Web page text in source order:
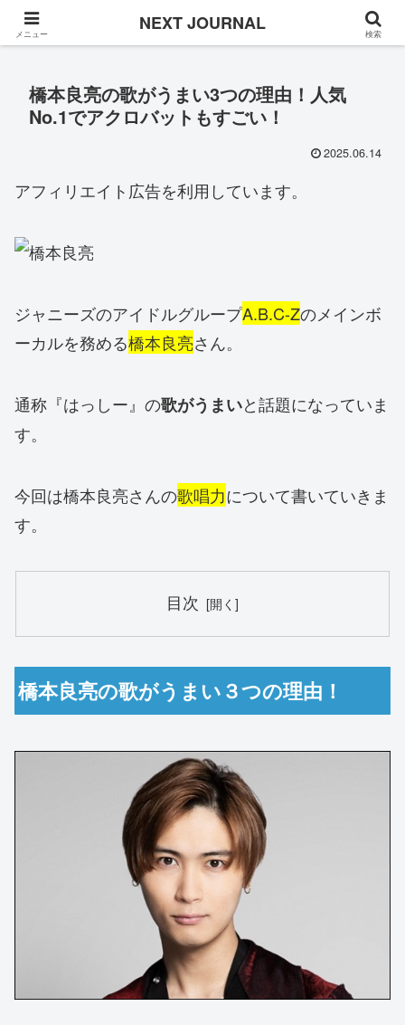
Once in a while
橋本良亮の歌がうまい3つの理由！人気
No.1でアクロバットもすごい！
2025.06.14
アフィリエイト広告を利用しています。
ジャニーズのアイドルグループA.B.C-Zのメインボ
ーカルを務める橋本良亮さん。
通称『はっしー』の歌がうまいと話題になっていま
す。
今回は橋本良亮さんの歌唱力について書いていきま
す。
目次
橋本良亮の歌がうまい３つの理由！
メニュー NEXT JOURNAL 検索